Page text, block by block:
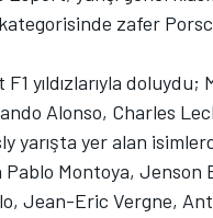
zafer
yıldızlarıyla doluydu;
Alonso, Charles
yarışta yer alan
Pablo Montoya, Jenson
Jean-Eric Vergne,